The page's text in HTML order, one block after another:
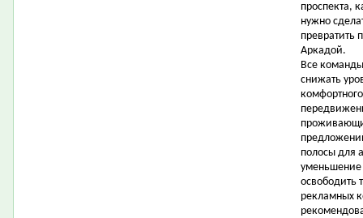
проспекта,
нужно
превратить
Аркадой.
Все
снижать
полосы для
уменьшение
освободить
рекламных